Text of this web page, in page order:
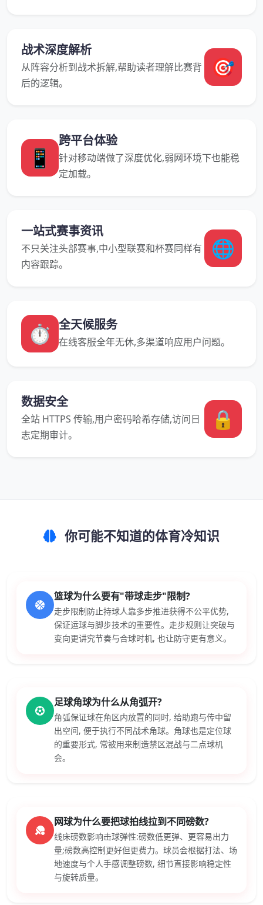
🎯
战术深度解析
从阵容分析到战术拆解,帮助读者理解比赛背
后的逻辑。
📱
跨平台体验
针对移动端做了深度优化,弱网环境下也能稳
定加载。
🌐
一站式赛事资讯
不只关注头部赛事,中小型联赛和杯赛同样有
内容跟踪。
⏱️ 全天候服务
在线客服全年无休,多渠道响应用户问题。
🔒
数据安全
全站 HTTPS 传输,用户密码哈希存储,访问日
志定期审计。
你可能不知道的体育冷知识
篮球为什么要有"带球走步"限制?
走步限制防止持球人靠多步推进获得不公平优势,
保证运球与脚步技术的重要性。走步规则让突破与
变向更讲究节奏与合球时机, 也让防守更有意义。
足球角球为什么从角弧开?
角弧保证球在角区内放置的同时, 给助跑与传中留
出空间, 便于执行不同战术角球。角球也是定位球
的重要形式, 常被用来制造禁区混战与二点球机
会。
网球为什么要把球拍线拉到不同磅数?
线床磅数影响击球弹性:磅数低更弹、更容易出力
量;磅数高控制更好但更费力。球员会根据打法、场
地速度与个人手感调整磅数, 细节直接影响稳定性
与旋转质量。